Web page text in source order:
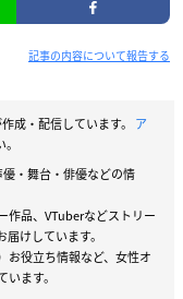
記事の内容について報告する
成・配信しています。 ア
・舞台・俳優などの情
作品、VTuberなどストリー
けしています。
お役立ち情報など、女性オ
ます。